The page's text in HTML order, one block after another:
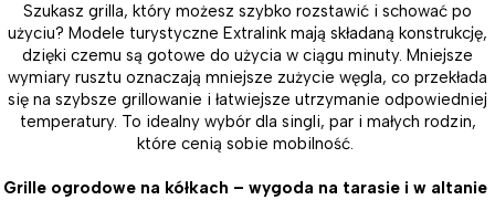
Szukasz grilla, który możesz szybko rozstawić i schować po
użyciu? Modele turystyczne Extralink mają składaną konstrukcję,
dzięki czemu są gotowe do użycia w ciągu minuty. Mniejsze
wymiary rusztu oznaczają mniejsze zużycie węgla, co przekłada
się na szybsze grillowanie i łatwiejsze utrzymanie odpowiedniej
temperatury. To idealny wybór dla singli, par i małych rodzin,
które cenią sobie mobilność.
Grille ogrodowe na kółkach – wygoda na tarasie i w altanie